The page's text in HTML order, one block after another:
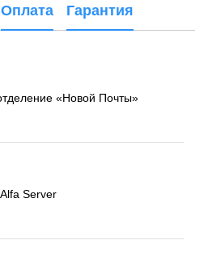
Оплата Гарантия
«Новой Почты»
Server